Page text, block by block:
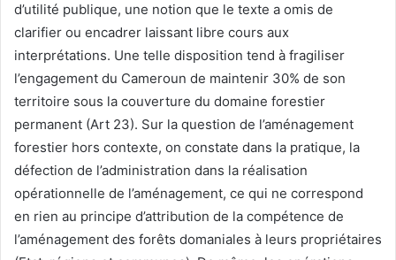
d’utilité publique, une notion que le texte a omis de
clarifier ou encadrer laissant libre cours aux
interprétations. Une telle disposition tend à fragiliser
l’engagement du Cameroun de maintenir 30% de son
territoire sous la couverture du domaine forestier
permanent (Art 23). Sur la question de l’aménagement
forestier hors contexte, on constate dans la pratique, la
défection de l’administration dans la réalisation
opérationnelle de l’aménagement, ce qui ne correspond
en rien au principe d’attribution de la compétence de
l’aménagement des forêts domaniales à leurs propriétaires